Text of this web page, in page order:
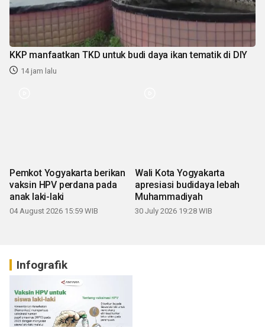
KKP manfaatkan TKD untuk budi daya ikan tematik di DIY
14 jam lalu
Pemkot Yogyakarta berikan
vaksin HPV perdana pada
anak laki-laki
04 August 2026 15:59 WIB
Wali Kota Yogyakarta
apresiasi budidaya lebah
Muhammadiyah
30 July 2026 19:28 WIB
Infografik